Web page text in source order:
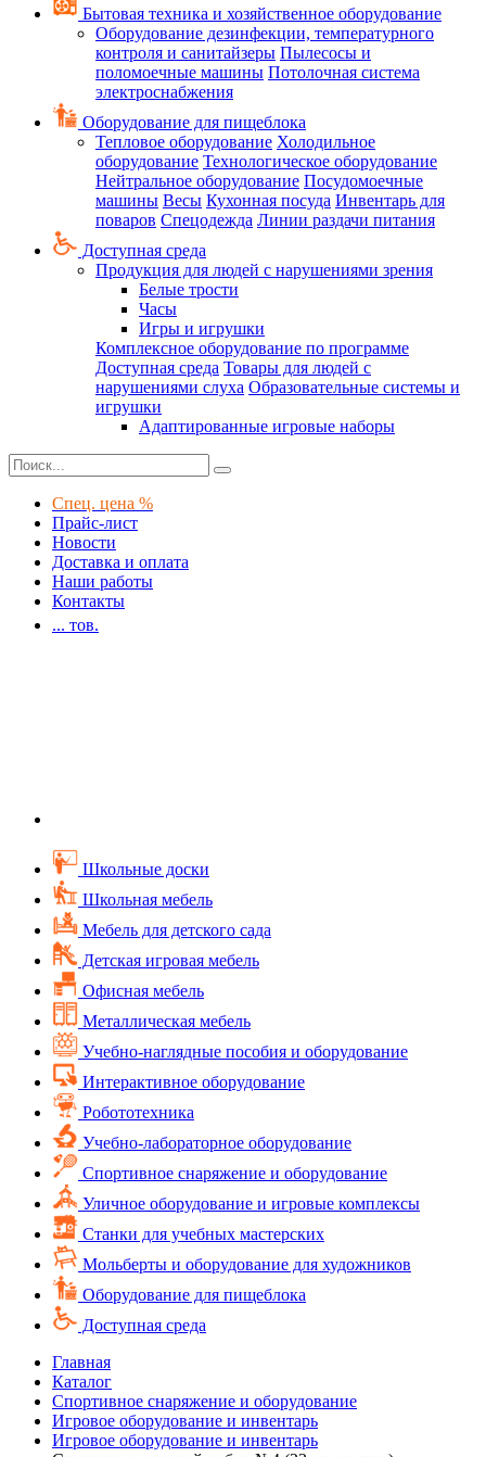
Бытовая техника и хозяйственное оборудование
Оборудование дезинфекции, температурного
контроля и санитайзеры Пылесосы и
поломоечные машины Потолочная система
электроснабжения
Оборудование для пищеблока
Тепловое оборудование Холодильное
оборудование Технологическое оборудование
Нейтральное оборудование Посудомоечные
машины Весы Кухонная посуда Инвентарь для
поваров Спецодежда Линии раздачи питания
Доступная среда
Продукция для людей с нарушениями зрения
Белые трости
Часы
Игры и игрушки
Комплексное оборудование по программе
Доступная среда Товары для людей с
нарушениями слуха Образовательные системы и
игрушки
Адаптированные игровые наборы
Спец. цена %
Прайс-лист
Новости
Доставка и оплата
Наши работы
Контакты
... тов.
Школьные доски
Школьная мебель
Мебель для детского сада
Детская игровая мебель
Офисная мебель
Металлическая мебель
Учебно-наглядные пособия и оборудование
Интерактивное оборудование
Робототехника
Учебно-лабораторное оборудование
Спортивное снаряжение и оборудование
Уличное оборудование и игровые комплексы
Cтанки для учебных мастерских
Мольберты и оборудование для художников
Оборудование для пищеблока
Доступная среда
Главная
Каталог
Спортивное снаряжение и оборудование
Игровое оборудование и инвентарь
Игровое оборудование и инвентарь